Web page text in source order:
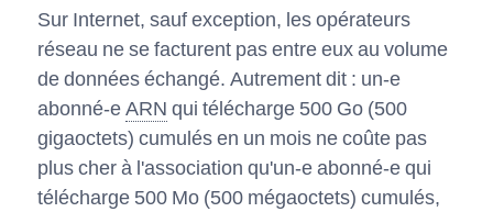
Sur Internet, sauf exception, les opérateurs
réseau ne se facturent pas entre eux au volume
de données échangé. Autrement dit : un-e
abonné-eARN qui télécharge 500 Go (500
gigaoctets) cumulés en un mois ne coûte pas
plus cher à l'association qu'un-e abonné-e qui
télécharge 500 Mo (500 mégaoctets) cumulés,